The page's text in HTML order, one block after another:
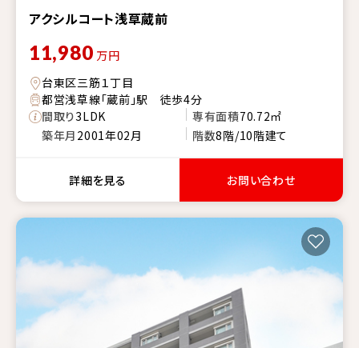
アクシルコート浅草蔵前
11,980 万円
台東区三筋１丁目
都営浅草線「蔵前」駅 徒歩4分
間取り3LDK 専有面積70.72㎡
築年月 2001年02月 階数8階/10階建て
詳細を見る お問い合わせ